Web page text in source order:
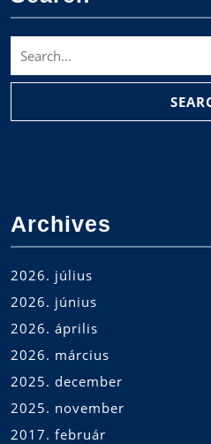
for:
Archives
2026. július
2026. június
2026. április
2026. március
2025. december
2025. november
2017. február